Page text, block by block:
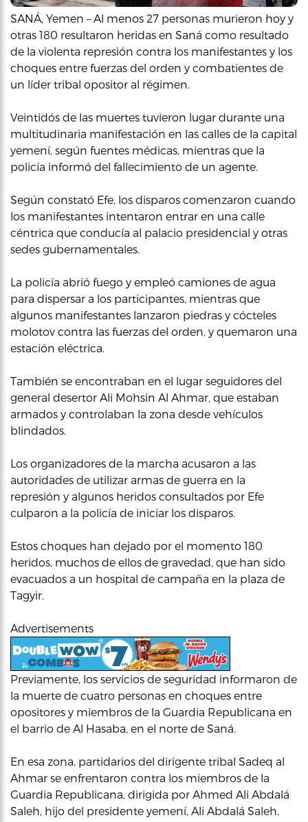
SANÁ, Yemen – Al menos 27 personas murieron hoy y
otras 180 resultaron heridas en Saná como resultado
de la violenta represión contra los manifestantes y los
choques entre fuerzas del orden y combatientes de
un líder tribal opositor al régimen.
Veintidós de las muertes tuvieron lugar durante una
multitudinaria manifestación en las calles de la capital
yemení, según fuentes médicas, mientras que la
policía informó del fallecimiento de un agente.
Según constató Efe, los disparos comenzaron cuando
los manifestantes intentaron entrar en una calle
céntrica que conducía al palacio presidencial y otras
sedes gubernamentales.
La policía abrió fuego y empleó camiones de agua
para dispersar a los participantes, mientras que
algunos manifestantes lanzaron piedras y cócteles
molotov contra las fuerzas del orden, y quemaron una
estación eléctrica.
También se encontraban en el lugar seguidores del
general desertor Ali Mohsin Al Ahmar, que estaban
armados y controlaban la zona desde vehículos
blindados.
Los organizadores de la marcha acusaron a las
autoridades de utilizar armas de guerra en la
represión y algunos heridos consultados por Efe
culparon a la policía de iniciar los disparos.
Estos choques han dejado por el momento 180
heridos, muchos de ellos de gravedad, que han sido
evacuados a un hospital de campaña en la plaza de
Tagyir.
Advertisements
Previamente, los servicios de seguridad informaron de
la muerte de cuatro personas en choques entre
opositores y miembros de la Guardia Republicana en
el barrio de Al Hasaba, en el norte de Saná.
En esa zona, partidarios del dirigente tribal Sadeq al
Ahmar se enfrentaron contra los miembros de la
Guardia Republicana, dirigida por Ahmed Ali Abdalá
Saleh, hijo del presidente yemení, Ali Abdalá Saleh.